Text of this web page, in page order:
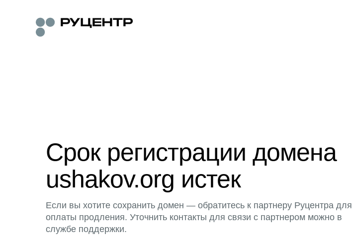
Срок регистрации домена
ushakov.org истек
Если вы хотите сохранить домен — обратитесь к партнеру Руцентра для
оплаты продления. Уточнить контакты для связи с партнером можно в
службе поддержки.